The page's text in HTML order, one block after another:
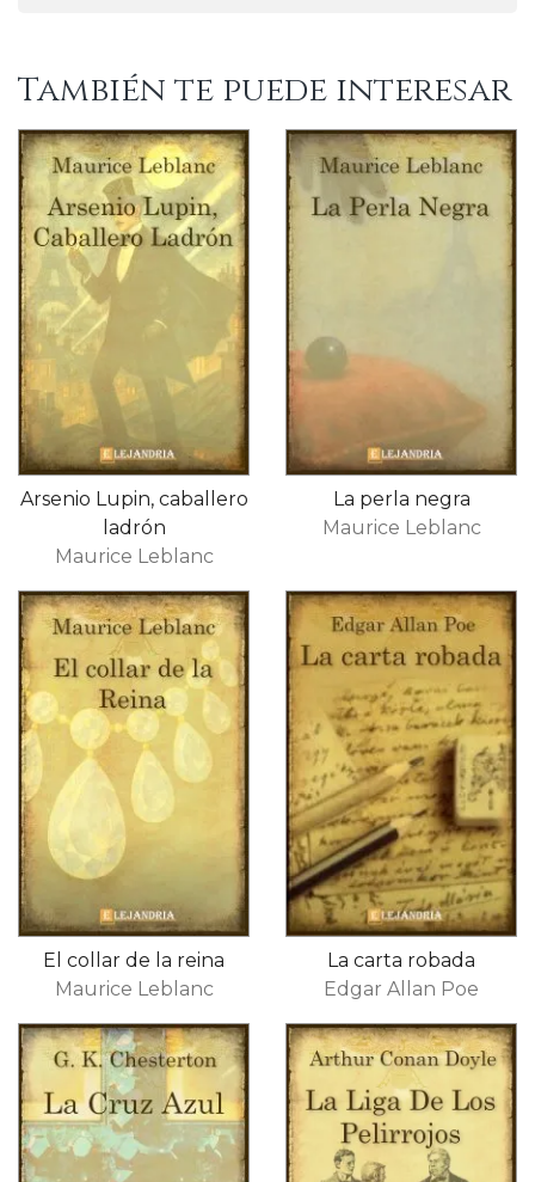
También te puede interesar
Arsenio Lupin, caballero
ladrón
Maurice Leblanc
La perla negra
Maurice Leblanc
El collar de la reina
Maurice Leblanc
La carta robada
Edgar Allan Poe